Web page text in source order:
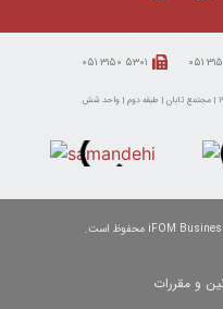
۵۳۰۱ ۳۱۵۰ ۰۵۱
و مقررات